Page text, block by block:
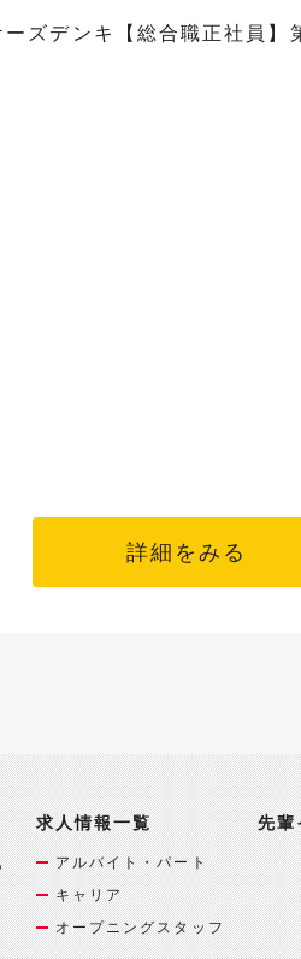
ズデンキ【総合職正社員】
詳細をみる
求人情報一覧
アルバイト・パート
キャリア
オープニングスタッフ
先輩